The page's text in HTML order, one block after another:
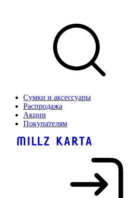
Сумки и аксессуары
Распродажа
Акции
Покупателям